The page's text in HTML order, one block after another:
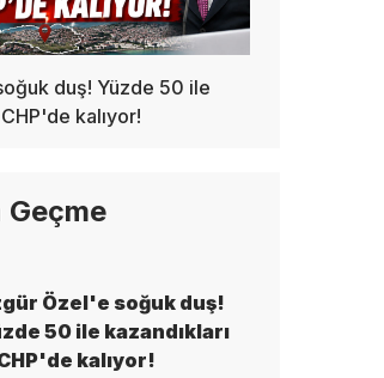
duş! Yüzde 50 ile
kalıyor!
Geçme
Özel'e soğuk duş!
50 ile kazandıkları
kalıyor!